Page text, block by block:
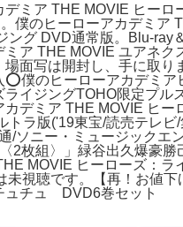
ミア THE MOVIE ヒーロ
僕のヒーローアカデミア
ング DVD通常版。Blu-ray
ア THE MOVIE ユアネク
場面写は開封し、手に取り
⭕️僕のヒーローアカデミア
ライジングTOHO限定プル
カデミア THE MOVIE ヒー
トラ版('19東宝/読売テレビ
/ソニー・ミュージックエ
2枚組〉」緑谷出久爆豪勝
MOVIE ヒーローズ：ラ
未視聴です。【再！お値下
ュチュ DVD6巻セット